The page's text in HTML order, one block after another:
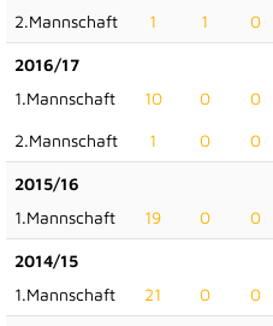
2.Mannschaft 1 1 0
2016/17
1.Mannschaft
10 0 0
2.Mannschaft 1 0 0
2015/16
1.Mannschaft
19 0 0
2014/15
1.Mannschaft
21 0 0